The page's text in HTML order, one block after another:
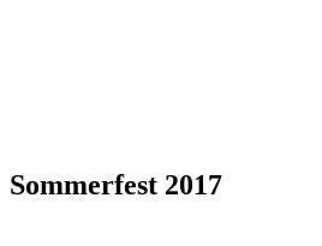
Sommerfest 2017